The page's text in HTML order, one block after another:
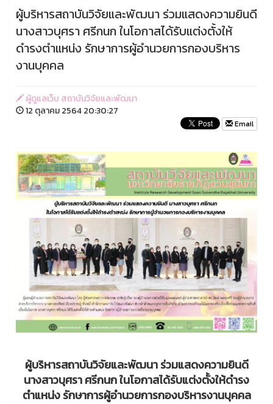
ผู้บริหารสถาบันวิจัยและพัฒนา ร่วมแสดงความยินดี
นางสาวบุศรา ศรีกนก ในโอกาสได้รับแต่งตั้งให้
ดำรงตำแหน่ง รักษาการผู้อำนวยการกองบริหาร
งานบุคคล
ผู้ดูแลเว็บ สถาบันวิจัยและพัฒนา
12 ตุลาคม 2564 20:30:27
Email
ผู้บริหารสถาบันวิจัยและพัฒนา ร่วมแสดงความยินดี
นางสาวบุศรา ศรีกนก ในโอกาสได้รับแต่งตั้งให้ดำรง
ตำแหน่ง รักษาการผู้อำนวยการกองบริหารงานบุคคล